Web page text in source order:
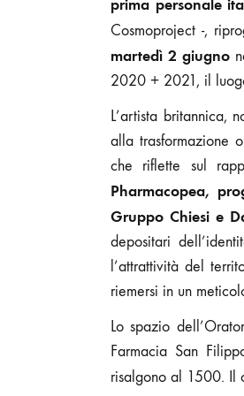
prima personale
Cosmoproject -,
martedì 2 giugno
2020 + 2021, il
L’artista britannica,
alla trasformazione
che riflette sul
Pharmacopea,
Gruppo Chiesi e
depositari
l’attrattività del
riemersi in un
Lo spazio
Farmacia San
risalgono al 1500. Il